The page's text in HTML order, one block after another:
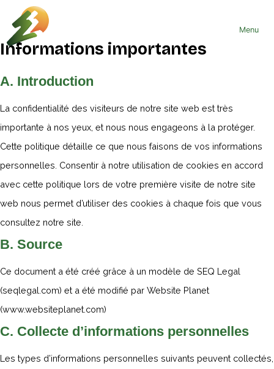
content
Menu
Informations importantes
A. Introduction
La confidentialité des visiteurs de notre site web est très
importante à nos yeux, et nous nous engageons à la protéger.
Cette politique détaille ce que nous faisons de vos informations
personnelles. Consentir à notre utilisation de cookies en accord
avec cette politique lors de votre première visite de notre site
web nous permet d’utiliser des cookies à chaque fois que vous
consultez notre site.
B. Source
Ce document a été créé grâce à un modèle de SEQ Legal
(seqlegal.com) et a été modifié par Website Planet
(www.websiteplanet.com)
C. Collecte d’informations personnelles
Les types d’informations personnelles suivants peuvent collectés,